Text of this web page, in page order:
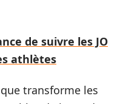
de suivre les JO
athlètes
transforme les